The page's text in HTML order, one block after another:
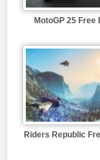
MotoGP 25 Free
Riders Republic